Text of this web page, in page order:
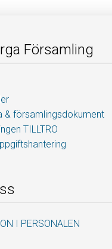
Församling
& församlingsdokument
TILLTRO
I PERSONALEN